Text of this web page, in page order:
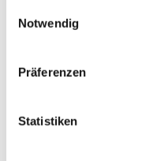
auf Ihrem Gerät
dieser Seite
Notwendig
Präferenzen
Statistiken
>
>